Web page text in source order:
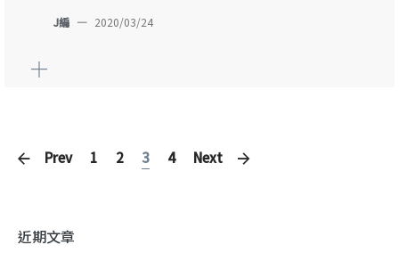
J編 — 2020/03/24
Prev 1 2 3 4 Next
近期文章